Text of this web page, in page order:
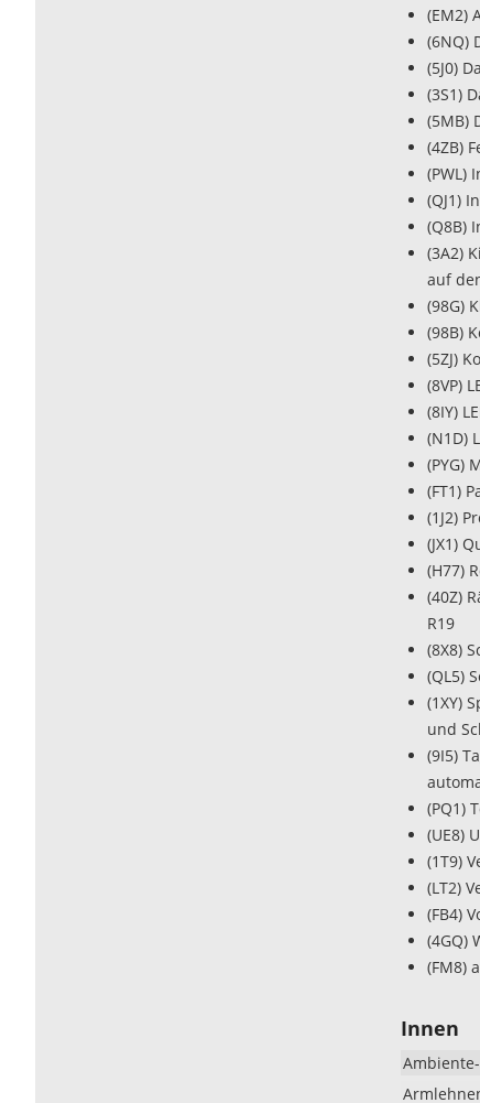
(EM2)
(6NQ)
(5J0)
(3S1)
(5MB)
(4ZB)
(PWL)
(QJ1)
(Q8B)
(3A2)
auf
(98G)
(98B)
(5ZJ)
(8VP)
(8IY)
(N1D)
(PYG)
(FT1)
(1J2)
(JX1)
(H77)
(40Z)
R19
(8X8)
(QL5)
(1XY)
und
(9I5)
(PQ1)
(UE8)
(1T9)
(LT2)
(FB4)
(4GQ)
(FM8)
Innen